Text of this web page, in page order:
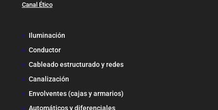
Canal Ético
Iluminación
Conductor
Cableado estructurado y redes
Canalización
Envolventes (cajas y armarios)
Automáticos y diferenciales